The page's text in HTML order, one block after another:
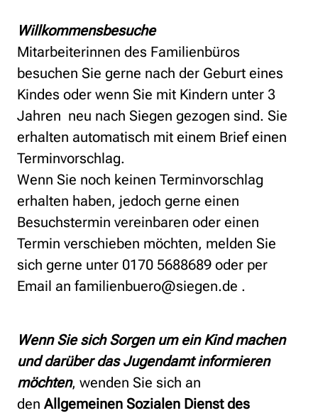
Willkommensbesuche
Mitarbeiterinnen des Familienbüros
besuchen Sie gerne nach der Geburt eines
Kindes oder wenn Sie mit Kindern unter 3
Jahren neu nach Siegen gezogen sind. Sie
erhalten automatisch mit einem Brief einen
Terminvorschlag.
Wenn Sie noch keinen Terminvorschlag
erhalten haben, jedoch gerne einen
Besuchstermin vereinbaren oder einen
Termin verschieben möchten, melden Sie
sich gerne unter 0170 5688689 oder per
Email an familienbuero@siegen.de .
Wenn Sie sich Sorgen um ein Kind machen
und darüber das Jugendamt informieren
möchten, wenden Sie sich an
den Allgemeinen Sozialen Dienst des